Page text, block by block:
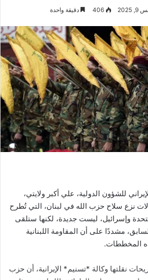
406 دقيقة واحدة
للشؤون الدولية، علي أكبر ولايتي،
نزع سلاح حزب الله في لبنان، التي تُطرح
وإسرائيل، ليست جديدة، لكنها ستلقى
مشددًا على أن المقاومة اللبنانية
المخططات.
نقلتها وكالة *تسنيم* الإيرانية، أن حزب